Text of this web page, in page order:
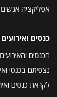
אפליקציה
כנסים ואירועים
הכנסים
נצפיתם בכנסי
לקראת כנסים